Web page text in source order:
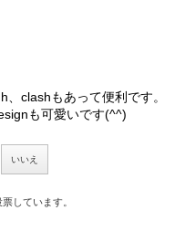
clashもあって便利です。
も可愛いです(^^)
いいえ
しています。